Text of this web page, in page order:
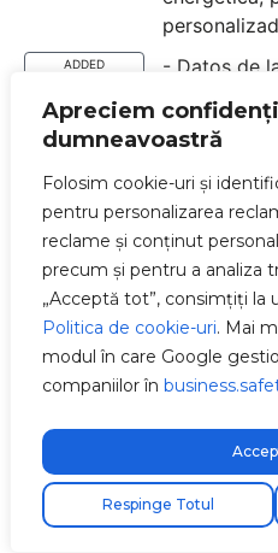
Apreciem
dumneavoastră
Folosim cookie-uri și
pentru personalizarea
reclame și conținut
precum și pentru a analiza
„Acceptă tot”, consimțiți la
Politica de cookie-uri. Mai
modul în care Google
companiilor în
Respinge Totul
ADDED
- Datos de
mostrados
FIXED
- Evitar
FIXED
- Arreglado
las gráficas
ADDED
- Nuevo
agregado
- Añadido
usuario
- Mejora
contraseña
pulsaciones.